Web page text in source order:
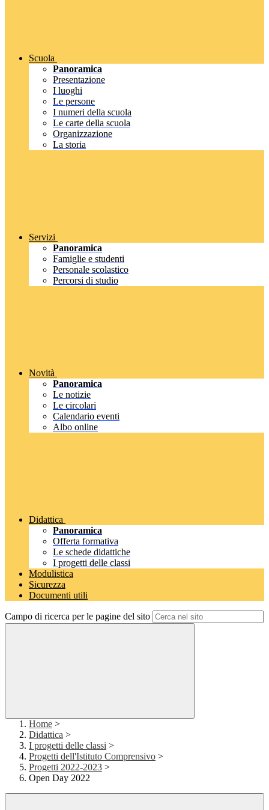
Scuola
Panoramica
Presentazione
I luoghi
Le persone
I numeri della scuola
Le carte della scuola
Organizzazione
La storia
Servizi
Panoramica
Famiglie e studenti
Personale scolastico
Percorsi di studio
Novità
Panoramica
Le notizie
Le circolari
Calendario eventi
Albo online
Didattica
Panoramica
Offerta formativa
Le schede didattiche
I progetti delle classi
Modulistica
Sicurezza
Documenti utili
Campo di ricerca per le pagine del sito
Home >
Didattica >
I progetti delle classi >
Progetti dell'Istituto Comprensivo >
Progetti 2022-2023 >
Open Day 2022